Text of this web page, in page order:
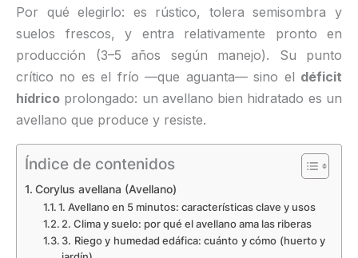
Por qué elegirlo: es rústico, tolera semisombra y
suelos frescos, y entra relativamente pronto en
producción (3–5 años según manejo). Su punto
crítico no es el frío —que aguanta— sino el déficit
hídrico prolongado: un avellano bien hidratado es un
avellano que produce y resiste.
Índice de contenidos
Corylus avellana (Avellano)
1. Avellano en 5 minutos: características clave y usos
2. Clima y suelo: por qué el avellano ama las riberas
3. Riego y humedad edáfica: cuánto y cómo (huerto y